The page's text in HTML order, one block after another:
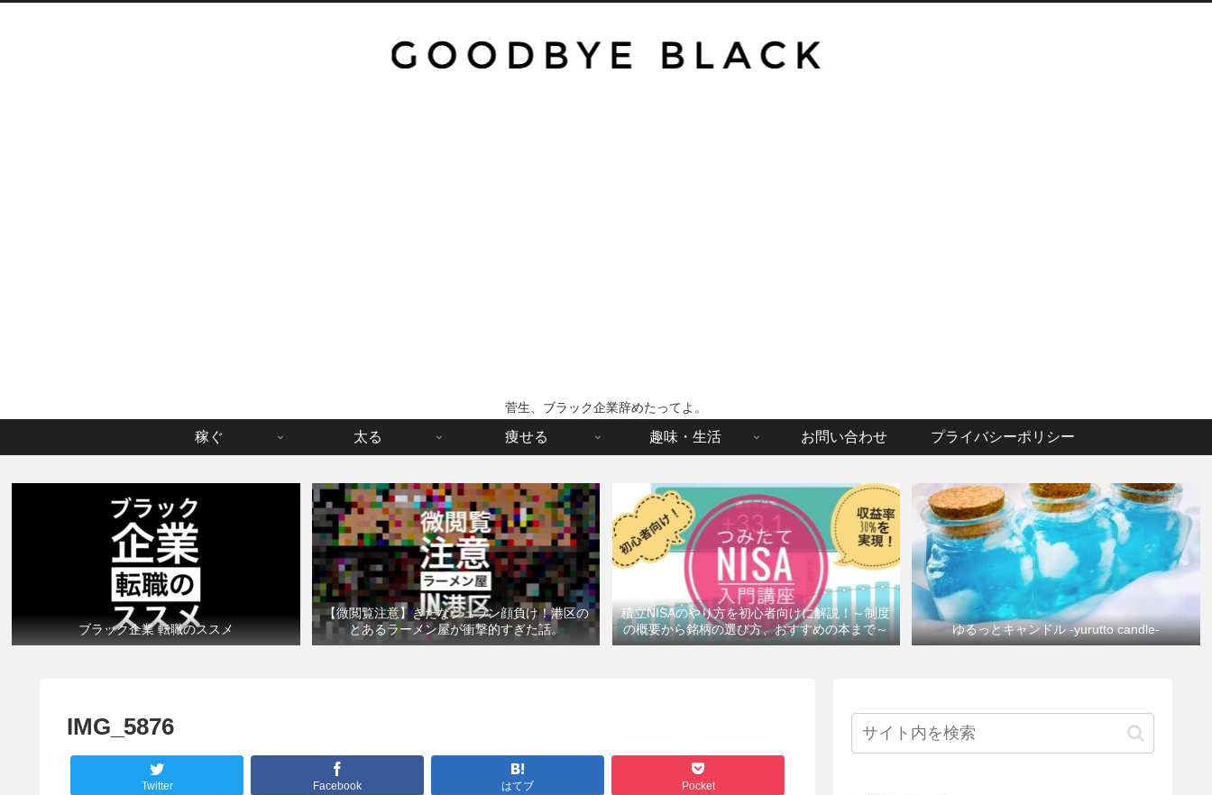
菅生、ブラック企業辞めたってよ。
稼ぐ 太る 痩せる 趣味・生活 お問い合わせ プライバシーポリシー
ブラック企業 転職のススメ
【微閲覧注意】きたなシュラン顔負け！港区の
とあるラーメン屋が衝撃的すぎた話。
積立NISAのやり方を初心者向けに解説！～制度
の概要から銘柄の選び方、おすすめの本まで～
ゆるっとキャンドル -yurutto candle-
IMG_5876
Twitter Facebook はてブ Pocket